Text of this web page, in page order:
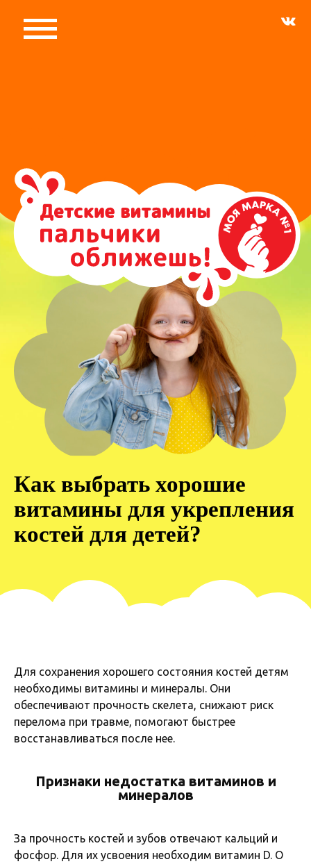
Как выбрать хорошие
витамины для укрепления
костей для детей?
Для сохранения хорошего состояния костей детям
необходимы витамины и минералы. Они
обеспечивают прочность скелета, снижают риск
перелома при травме, помогают быстрее
восстанавливаться после нее.
Признаки недостатка витаминов и
минералов
За прочность костей и зубов отвечают кальций и
фосфор. Для их усвоения необходим витамин D. О